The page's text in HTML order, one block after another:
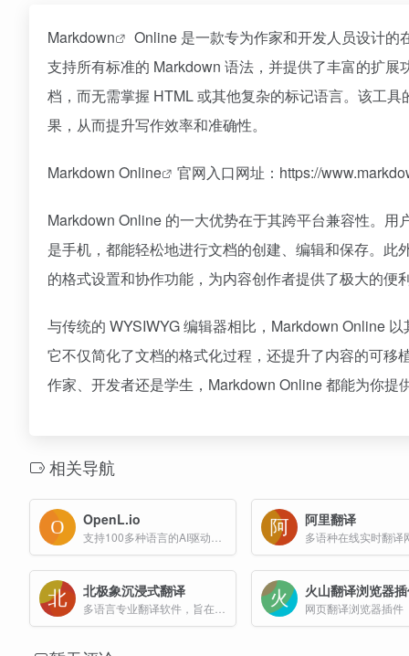
Markdown
Online 是一款专为作家和开发人员设计
支持所有标准的 Markdown 语法，并提供了丰富的扩
档，而无需掌握 HTML 或其他复杂的标记语言。该工
果，从而提升写作效率和准确性。
Markdown Online 官网入口网址：https://
Markdown Online 的一大优势在于其跨平台兼容性。
是手机，都能轻松地进行文档的创建、编辑和保存。
的格式设置和协作功能，为内容创作者提供了极大的便
与传统的 WYSIWYG 编辑器相比，Markdown Online
它不仅简化了文档的格式化过程，还提升了内容的可
作家、开发者还是学生，Markdown Online 都能为你提
相关导航
OpenL.io 阿里翻译
多语种在线实时翻译
北极象沉浸式翻译 火山翻译浏览器
网页翻译浏览器插件